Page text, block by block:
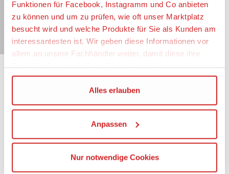
Funktionen für Facebook, Instagramm und Co anbieten
zu können und um zu prüfen, wie oft unser Marktplatz
besucht wird und welche Produkte für Sie als Kunden am
interessantesten ist. Wir geben diese Informationen vor
allem an unsere Fachhändler weiter, damit diese ihre
Wir verwenden den Google Tag Manager um weitere
Dienste einzubinden.
Wenn Sie auf „Alles erlauben“, klicken, werden ein Teil
Ihrer personenbezogener Daten in die USA übertragen.
Die USA ist ein Drittland, dass nicht von einem
Alles erlauben
Anpassen
Nur notwendige Cookies
E-Mail für Newsletteranmeldung
Impressum
Nutzungsbedingungen
Mitgliederportal